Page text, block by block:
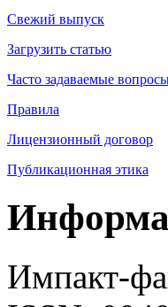
Свежий выпуск
Загрузить статью
Часто задаваемые
Правила
Лицензионный договор
Публикационная этика
Импакт-